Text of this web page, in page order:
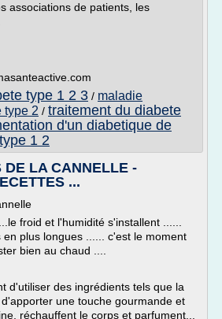
associations de patients, les
type 1 2 3 / maladie
type 2 / traitement du diabete
d'un diabetique de
1 2
DE LA CANNELLE -
...
froid et l'humidité s'installent ......
en plus longues ...... c'est le moment
bien au chaud ....
d'utiliser des ingrédients tels que la
une touche gourmande et
réchauffent le corps et parfument...